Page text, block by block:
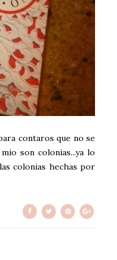
contaros que no se
son colonias...ya lo
colonias hechas por